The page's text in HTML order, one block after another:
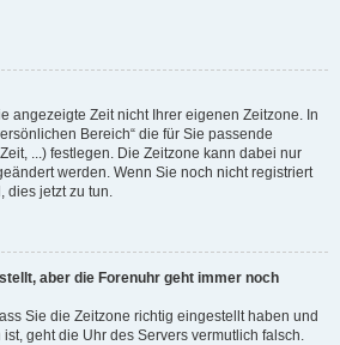
angezeigte Zeit nicht Ihrer eigenen Zeitzone. In
Bereich“ die für Sie passende
...) festlegen. Die Zeitzone kann dabei nur
werden. Wenn Sie noch nicht registriert
dies jetzt zu tun.
aber die Forenuhr geht immer noch
Sie die Zeitzone richtig eingestellt haben und
geht die Uhr des Servers vermutlich falsch.